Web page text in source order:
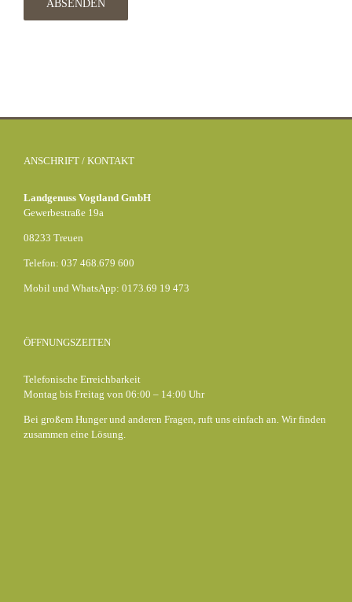
ABSENDEN
ANSCHRIFT / KONTAKT
Landgenuss Vogtland GmbH
Gewerbestraße 19a
08233 Treuen
Telefon: 037 468.679 600
Mobil und WhatsApp: 0173.69 19 473
ÖFFNUNGSZEITEN
Telefonische Erreichbarkeit
Montag bis Freitag von 06:00 – 14:00 Uhr
Bei großem Hunger und anderen Fragen, ruft uns einfach an. Wir finden
zusammen eine Lösung.